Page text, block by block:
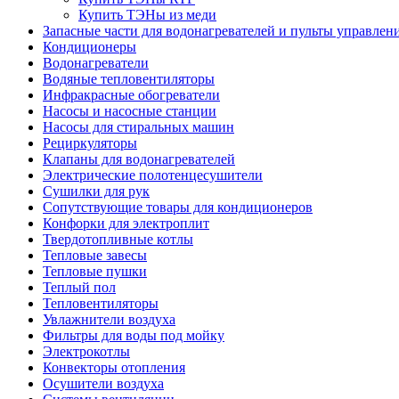
Купить ТЭНы из меди
Запасные части для водонагревателей и пульты
Кондиционеры
Водонагреватели
Водяные тепловентиляторы
Инфракрасные обогреватели
Насосы и насосные станции
Насосы для стиральных машин
Рециркуляторы
Клапаны для водонагревателей
Электрические полотенцесушители
Сушилки для рук
Сопутствующие товары для кондиционеров
Конфорки для электроплит
Твердотопливные котлы
Тепловые завесы
Тепловые пушки
Теплый пол
Тепловентиляторы
Увлажнители воздуха
Фильтры для воды под мойку
Электрокотлы
Конвекторы отопления
Осушители воздуха